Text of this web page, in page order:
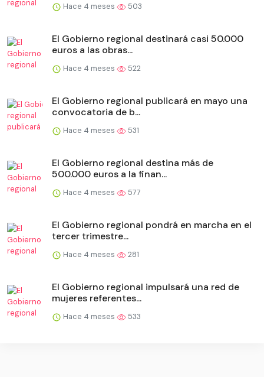
Hace 4 meses 503
El Gobierno regional destinará casi 50.000
euros a las obras...
Hace 4 meses 522
El Gobierno regional publicará en mayo una
convocatoria de b...
Hace 4 meses 531
El Gobierno regional destina más de
500.000 euros a la finan...
Hace 4 meses 577
El Gobierno regional pondrá en marcha en el
tercer trimestre...
Hace 4 meses 281
El Gobierno regional impulsará una red de
mujeres referentes...
Hace 4 meses 533